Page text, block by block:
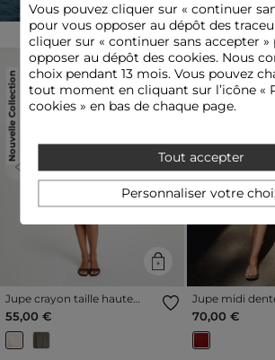
Nouvelle Collection
Previous Next
Jupe crayon taille haute
beige femme
55,00 €
Nouvelle Collection
Previous
Jupe midi
foncé femme
70,00 €
Vous pouvez cliquer sur « continuer
pour vous opposer au dépôt des
cliquer sur « continuer sans accepter »
opposer au dépôt des cookies. Nous
choix pendant 13 mois. Vous pouvez
tout moment en cliquant sur l’icône «
cookies » en bas de chaque page.
Tout accepter
Personnaliser votre